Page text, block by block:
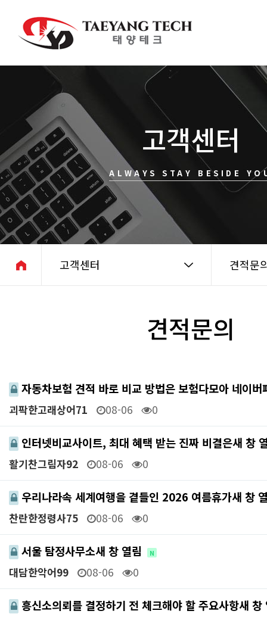
고객센터
ALWAYS STAY BESIDE
고객센터 견적문
견적문의
자동차보험 견적 바로 비교 방법은 보험다모아 네이
괴팍한고래상어71 08-06 0
인터넷비교사이트, 최대 혜택 받는 진짜 비결은새 창
활기찬그림자92 08-06 0
우리나라속 세계여행을 곁들인 2026 여름휴가새 창
찬란한정령사75 08-06 0
서울 탐정사무소새 창 열림 N
대담한악어99 08-06 0
흥신소의뢰를 결정하기 전 체크해야 할 주요사항새